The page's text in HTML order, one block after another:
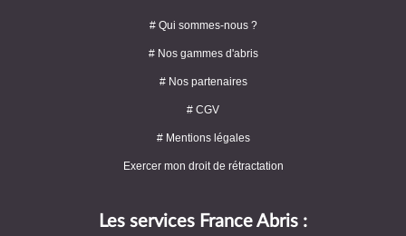
# Qui sommes-nous ?
# Nos gammes d'abris
# Nos partenaires
# CGV
# Mentions légales
Exercer mon droit de rétractation
Les services France Abris :